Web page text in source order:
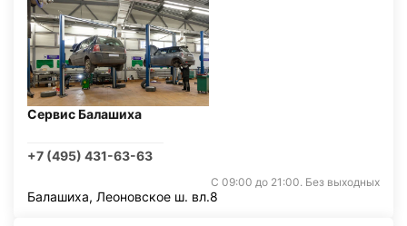
Сервис Балашиха
+7 (495) 431-63-63
С 09:00 до 21:00. Без выходных
Балашиха, Леоновское ш. вл.8